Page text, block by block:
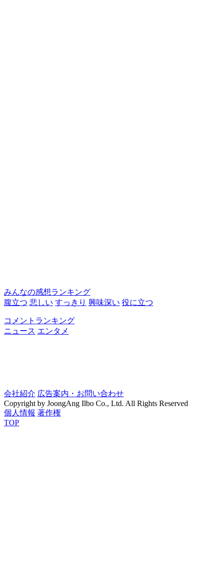
みんなの感想ランキング
腹立つ 悲しい すっきり 興味深い 役に立つ
コメントランキング
ニュース エンタメ
会社紹介 広告案内・お問い合わせ
Copyright by JoongAng Ilbo Co., Ltd. All Rights Reserved
個人情報 著作権
TOP